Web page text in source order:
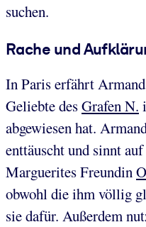
suchen.
Rache und
In Paris erfährt
Geliebte desGrafen N.
abgewiesen hat.
enttäuscht und sinnt
Marguerites Freundin
obwohl die ihm völlig
sie dafür. Außerdem